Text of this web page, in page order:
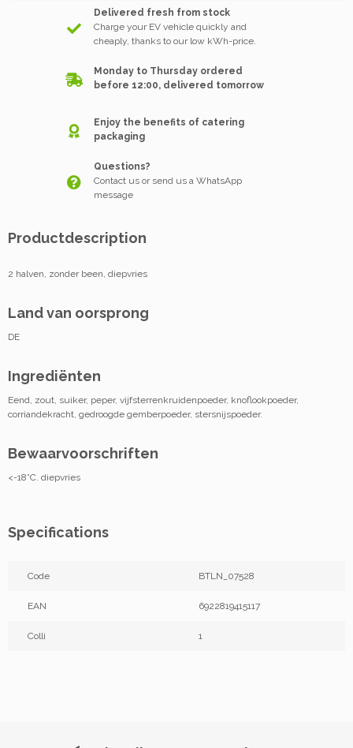
Delivered fresh from stock
Charge your EV vehicle quickly and
cheaply, thanks to our low kWh-price.
Monday to Thursday ordered
before 12:00, delivered tomorrow
Enjoy the benefits of catering
packaging
Questions?
Contact us or send us a WhatsApp
message
Productdescription
2 halven, zonder been, diepvries
Land van oorsprong
DE
Ingrediënten
Eend, zout, suiker, peper, vijfsterrenkruidenpoeder, knoflookpoeder,
corriandekracht, gedroogde gemberpoeder, stersnijspoeder.
Bewaarvoorschriften
<-18°C. diepvries
Specifications
Code BTLN_07528
EAN 6922819415117
Colli 1